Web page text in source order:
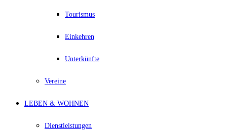
Tourismus
Einkehren
Unterkünfte
Vereine
LEBEN & WOHNEN
Dienstleistungen